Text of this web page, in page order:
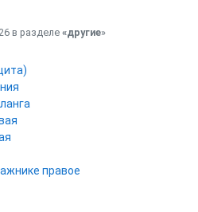
в разделе«другие»
правое